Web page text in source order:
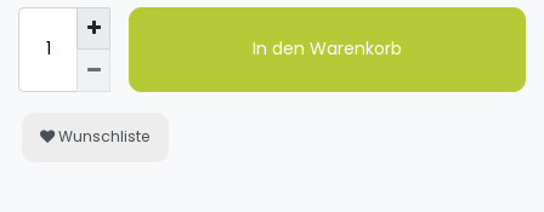
In den Warenkorb
Wunschliste